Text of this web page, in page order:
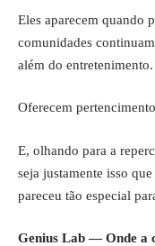
Eles aparecem quando
comunidades
além do entretenimento.
Oferecem
E, olhando para a
seja justamente isso
pareceu tão especial
Genius Lab — Onde a